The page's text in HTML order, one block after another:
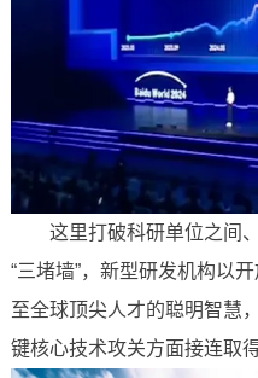
这里打破科研单位之间、
“三堵墙”，新型研发机构以
至全球顶尖人才的聪明智慧
键核心技术攻关方面接连取